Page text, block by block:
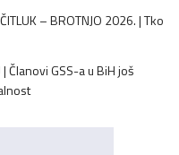
– BROTNJO 2026. | Tko
| Članovi GSS-a u BiH još